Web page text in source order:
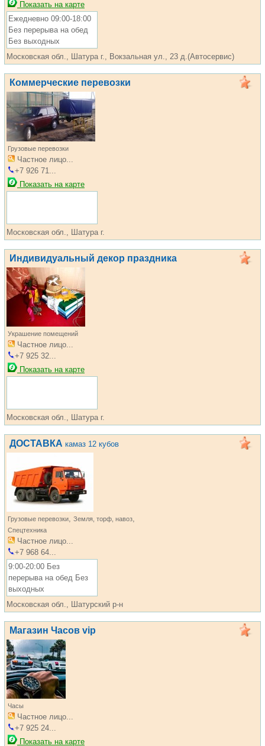
Показать на карте
Ежедневно 09:00-18:00
Без перерыва на обед
Без выходных
Московская обл., Шатура г., Вокзальная ул., 23 д.(Автосервис)
Коммерческие перевозки
Грузовые перевозки
Частное лицо...
+7 926 71...
Показать на карте
Московская обл., Шатура г.
Индивидуальный декор праздника
Украшение помещений
Частное лицо...
+7 925 32...
Показать на карте
Московская обл., Шатура г.
ДОСТАВКА камаз 12 кубов
Грузовые перевозки, Земля, торф, навоз,
Спецтехника
Частное лицо...
+7 968 64...
9:00-20:00 Без
перерыва на обед Без
выходных
Московская обл., Шатурский р-н
Магазин Часов vip
Часы
Частное лицо...
+7 925 24...
Показать на карте